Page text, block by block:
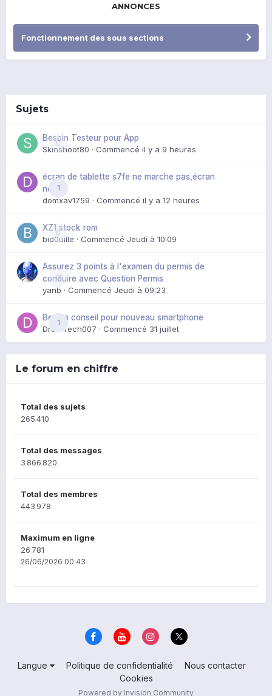
ANNONCES
Fonctionnement des sous sections
Sujets
0
Besoin Testeur pour App
Skinshoot80 · Commencé il y a 9 heures
1
écran de tablette s7fe ne marche pas,écran
noir
domxav1759 · Commencé il y a 12 heures
0
XZ1 stock rom
bid0uille · Commencé Jeudi à 10:09
0
Assurez 3 points à l'examen du permis de
conduire avec Question Permis
yanb · Commencé Jeudi à 09:23
1
Besoin conseil pour nouveau smartphone
DroidTech007 · Commencé 31 juillet
Le forum en chiffre
Total des sujets
265 410
Total des messages
3 866 820
Total des membres
443 978
Maximum en ligne
26 781
26/06/2026 00:43
Langue Politique de confidentialité
Nous contacter
Cookies
Powered by Invision Community